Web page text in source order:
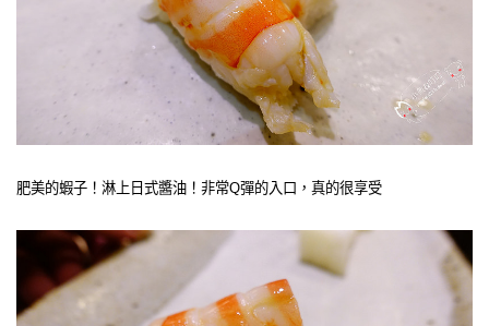
肥美的蝦子！淋上日式醬油！非常Q彈的入口，真的很享受